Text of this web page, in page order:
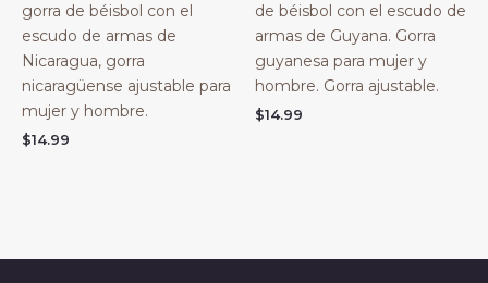
gorra de béisbol con el
escudo de armas de
Nicaragua, gorra
nicaragüense ajustable para
mujer y hombre.
$14.99
de béisbol con el escudo de
armas de Guyana. Gorra
guyanesa para mujer y
hombre. Gorra ajustable.
$14.99